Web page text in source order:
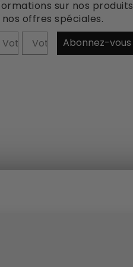
sur nos produits
offres spéciales.
Abonnez-vous